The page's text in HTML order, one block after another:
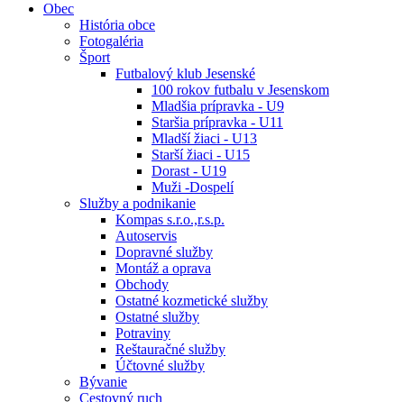
Obec
História obce
Fotogaléria
Šport
Futbalový klub Jesenské
100 rokov futbalu v Jesenskom
Mladšia prípravka - U9
Staršia prípravka - U11
Mladší žiaci - U13
Starší žiaci - U15
Dorast - U19
Muži -Dospelí
Služby a podnikanie
Kompas s.r.o.,r.s.p.
Autoservis
Dopravné služby
Montáž a oprava
Obchody
Ostatné kozmetické služby
Ostatné služby
Potraviny
Reštauračné služby
Účtovné služby
Bývanie
Cestovný ruch